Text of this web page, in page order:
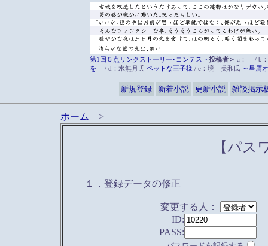
第1回５点リンクストーリー･コンテスト投稿者＞ a：― / b
を」
/ d：水無月氏 ペットな王子様 / e：境 美和氏 ～星屑
新規登録 新着小説 更新小説 雑談掲示
ホーム >
【パス
１．登録データの修正
変更する人：
ID:
PASS: